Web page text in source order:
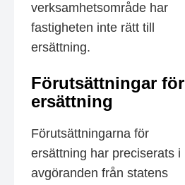
verksamhetsområde har
fastigheten inte rätt till
ersättning.
Förutsättningar för
ersättning
Förutsättningarna för
ersättning har preciserats i
avgöranden från statens